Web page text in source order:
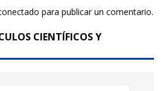
para publicar un comentario.
CIENTÍFICOS Y